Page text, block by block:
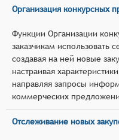
Организация конкурсных
Функции Организации
заказчикам использовать
создавая на ней новые
настраивая
направляя запросы
коммерческих
Отслеживание новых